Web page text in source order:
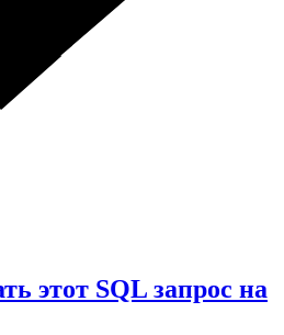
этот SQL запрос на